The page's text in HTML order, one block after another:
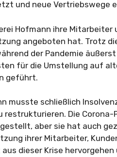
und neue Vertriebswege
Hofmann ihre
angeboten hat. Trotz
der Pandemie
für die Umstellung auf
geführt.
musste schließlich
restrukturieren. Die
aber sie hat auch
ihrer Mitarbeiter,
dieser Krise